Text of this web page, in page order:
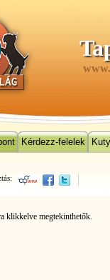
Kérdezz-felelek
klikkelve megtekinthetők.